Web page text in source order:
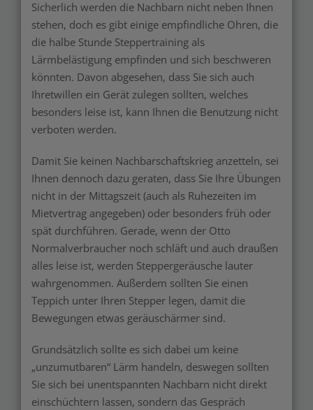
Sicherlich werden die Nachbarn nicht neben Ihnen
stehen, doch es gibt einige empfindliche Ohren, die
die halbe Stunde Steppertraining als
Lärmbelästigung empfinden und sich beschweren
könnten. Davon abgesehen, dass Sie sich auch
Ihretwillen ein Gerät zulegen sollten, welches
besonders leise ist, kann Ihnen die Benutzung nicht
verboten werden.
Damit Sie keinen Nachbarschaftskrieg anzetteln, sei
Ihnen dennoch dazu geraten, dass Sie Ihre Übungen
nicht in der Mittagszeit (auch als Ruhezeiten im
Mietvertrag angegeben) oder besonders früh oder
spät durchführen. Gerade, wenn der Otto
Normalverbraucher noch schläft und auch draußen
alles leise ist, werden Steppergeräusche lauter
wahrgenommen. Außerdem sollten Sie einen
Teppich unter Ihren Stepper legen, damit die
Bewegungen etwas geräuschärmer sind.
Grundsätzlich sollte es sich dabei um keine
„unzumutbaren“ Lärm handeln, deswegen sollten
Sie sich bei unentspannten Nachbarn nicht direkt
einschüchtern lassen, sondern das Gespräch